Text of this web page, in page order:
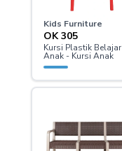
Kids Furniture
OK 305
Kursi Plastik Belajar
Anak - Kursi Anak